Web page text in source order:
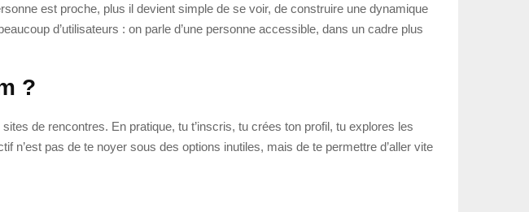
est proche, plus il devient simple de se voir, de construire une dynamique
d’utilisateurs : on parle d’une personne accessible, dans un cadre plus
?
de rencontres. En pratique, tu t’inscris, tu crées ton profil, tu explores les
n’est pas de te noyer sous des options inutiles, mais de te permettre d’aller vite